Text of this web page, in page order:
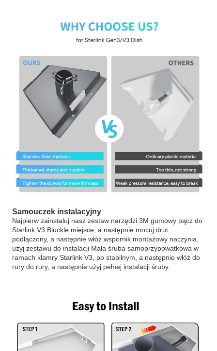
Samouczek instalacyjny
Najpierw zainstaluj nasz zestaw narzędzi 3M gumowy pącz do
Starlink V3 Bluckle miejsce, a następnie mocuj drut
podłączony, a następnie włóż wspornik montażowy naczynia,
użyj zestawu do instalacji Mała śruba samoprzypowatkowa w
ramach klamry Starlink V3, po stabilnym, a następnie włóż do
rury do rury, a następnie użyj pełnej instalacji śruby.